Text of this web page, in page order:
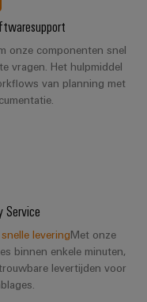
onze componenten snel
vragen. Het hulpmiddel
van planning met
Service
leveringMet onze
binnen enkele minuten,
levertijden voor